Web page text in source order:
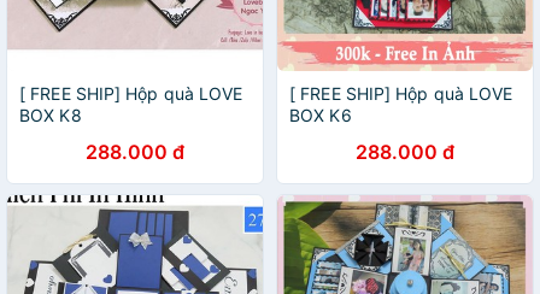
[ FREE SHIP] Hộp quà LOVE
BOX K8
288.000 đ
[ FREE SHIP] Hộp quà LOVE
BOX K6
288.000 đ